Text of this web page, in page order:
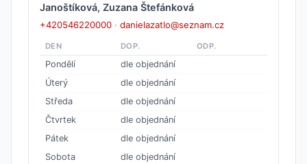
Janoštíková, Zuzana Štefánková
+420546220000 · danielazatlo@seznam.cz
DEN DOP. ODP.
Pondělí
dle objednání
Úterý
dle objednání
Středa
dle objednání
Čtvrtek
dle objednání
Pátek
dle objednání
Sobota
dle objednání